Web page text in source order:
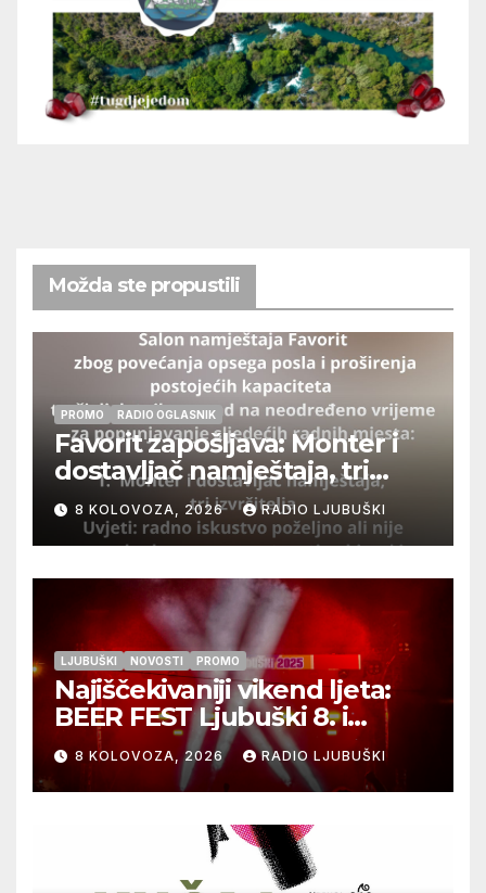
Možda ste propustili
PROMO RADIO OGLASNIK
Favorit zapošljava: Monter i
dostavljač namještaja, tri
izvršitelja
8 KOLOVOZA, 2026 RADIO LJUBUŠKI
LJUBUŠKI NOVOSTI PROMO
Najiščekivaniji vikend ljeta:
BEER FEST Ljubuški 8. i
9.kolovoza
8 KOLOVOZA, 2026 RADIO LJUBUŠKI